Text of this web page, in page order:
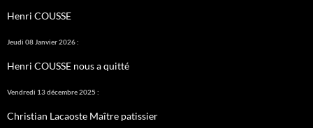
Henri COUSSE
Jeudi 08 Janvier 2026 :
Henri COUSSE nous a quitté
Vendredi 13 décembre 2025 :
Christian Lacaoste Maître patissier